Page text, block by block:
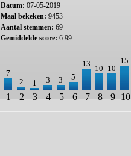
Datum: 07-05-2019
Maal bekeken: 9453
Aantal stemmen: 69
Gemiddelde score: 6.99
7
2
1 3 3 5
13
10 10
15
1 2 3 4 5 6 7 8 9 10